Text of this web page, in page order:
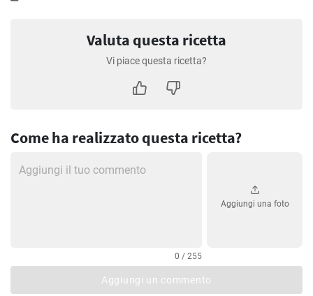
Valuta questa ricetta
Vi piace questa ricetta?
Come ha realizzato questa ricetta?
0 / 255
Aggiungi una foto
Aggiungi un commento